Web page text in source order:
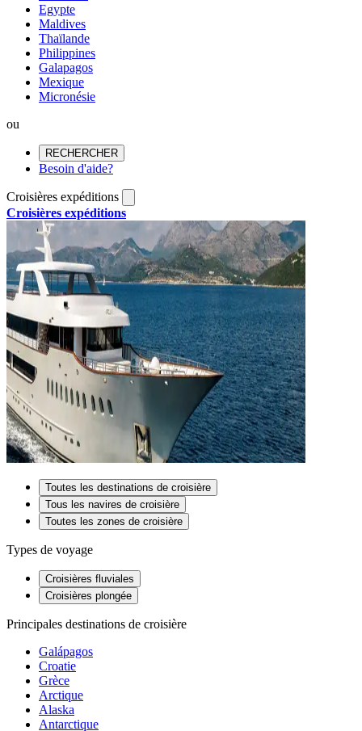
Egypte
Maldives
Thaïlande
Philippines
Galapagos
Mexique
Micronésie
ou
RECHERCHER
Besoin d'aide?
Croisières expéditions
Croisières expéditions
Toutes les destinations de croisière
Tous les navires de croisière
Toutes les zones de croisière
Types de voyage
Croisières fluviales
Croisières plongée
Principales destinations de croisière
Galápagos
Croatie
Grèce
Arctique
Alaska
Antarctique